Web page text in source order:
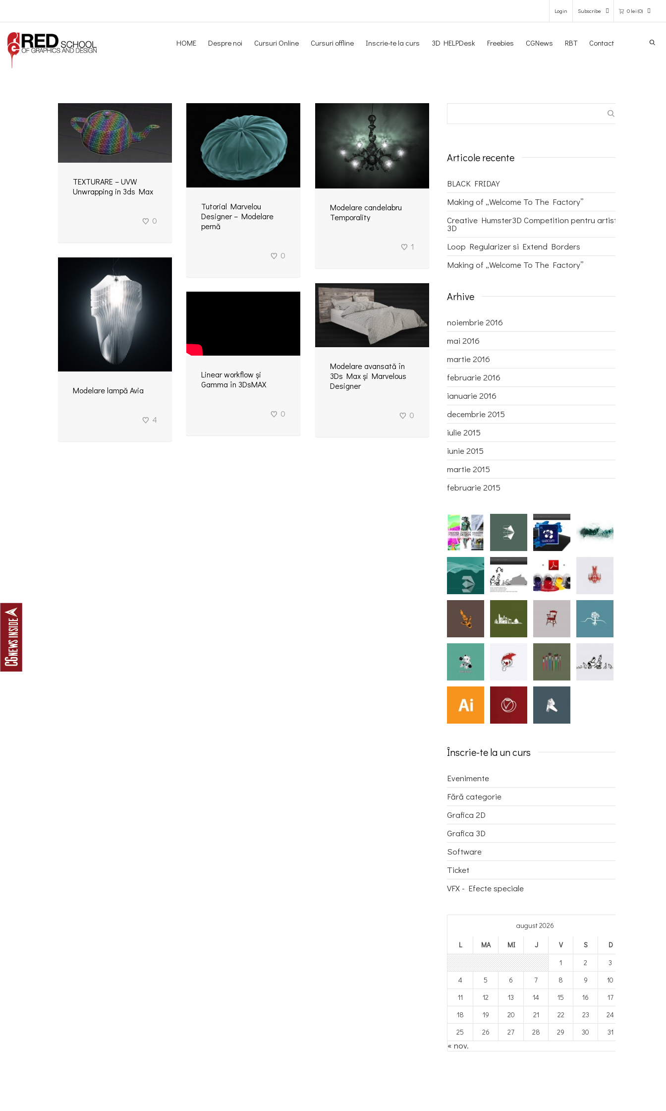
Login Subscribe 0 lei (0)
GO TO THE SHOP
HOME Despre noi Cursuri Online Cursuri offline Inscrie-te la curs 3D HELPDesk Freebies CGNews RBT Contact
TEXTURARE – UVW
Unwrapping in 3ds Max
0
Tutorial Marvelou
Designer – Modelare
pernă
0
Modelare candelabru
Temporality
1
Modelare lampă Avia
4
Modelare avansată în
3Ds Max și Marvelous
Designer
0
Linear workflow și
Gamma în 3DsMAX
0
Articole recente
BLACK FRIDAY
Making of „Welcome To The Factory”
Creative Humster3D Competition pentru artisti
3D
Loop Regularizer si Extend Borders
Making of „Welcome To The Factory”
Arhive
noiembrie 2016
mai 2016
martie 2016
februarie 2016
ianuarie 2016
decembrie 2015
iulie 2015
iunie 2015
martie 2015
februarie 2015
Înscrie-te la un curs
Evenimente
Fără categorie
Grafica 2D
Grafica 3D
Software
Ticket
VFX - Efecte speciale
august 2026
L MA MI J V S
D
1
2
3
4
5 6 7 8 9
10
11
12 13 14 15 16
17
18
19 20 21 22 23
24
25
26 27 28 29 30 31
« nov.